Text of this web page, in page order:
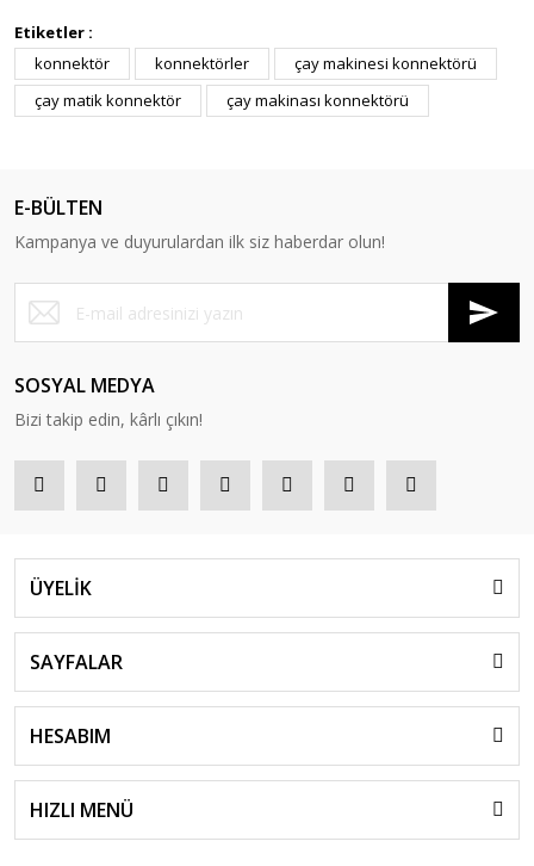
Etiketler :
konnektör
konnektörler
çay makinesi konnektörü
çay matik konnektör
çay makinası konnektörü
E-BÜLTEN
Kampanya ve duyurulardan ilk siz haberdar olun!
SOSYAL MEDYA
Bizi takip edin, kârlı çıkın!
ÜYELİK
SAYFALAR
HESABIM
HIZLI MENÜ